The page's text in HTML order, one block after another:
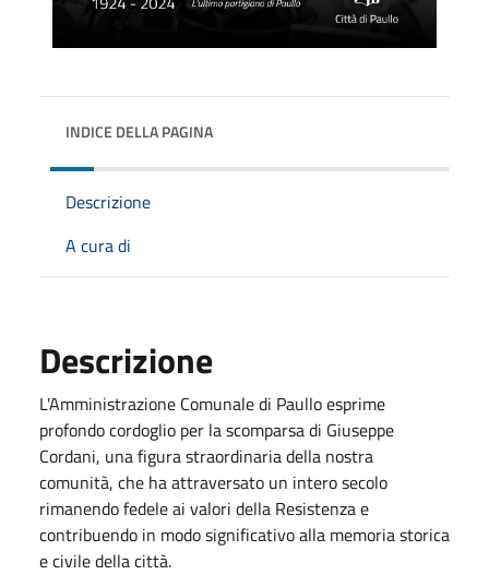
INDICE DELLA PAGINA
Descrizione
A cura di
Descrizione
L'Amministrazione Comunale di Paullo esprime
profondo cordoglio per la scomparsa di Giuseppe
Cordani, una figura straordinaria della nostra
comunità, che ha attraversato un intero secolo
rimanendo fedele ai valori della Resistenza e
contribuendo in modo significativo alla memoria storica
e civile della città.